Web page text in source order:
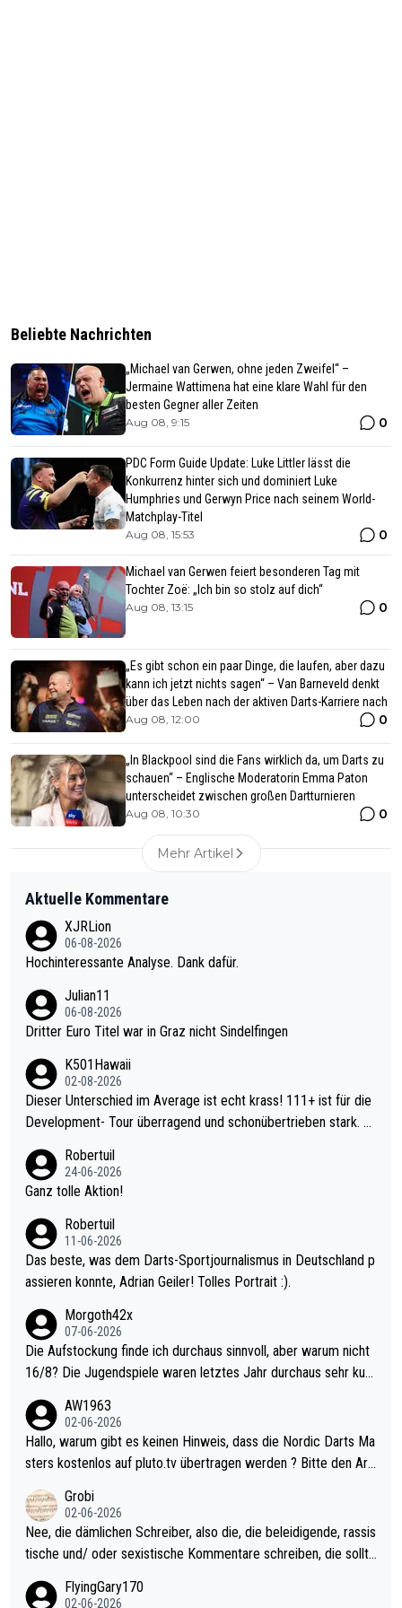
Beliebte Nachrichten
„Michael van Gerwen, ohne jeden Zweifel“ –
Jermaine Wattimena hat eine klare Wahl für den
besten Gegner aller Zeiten
Aug 08, 9:15 0
PDC Form Guide Update: Luke Littler lässt die
Konkurrenz hinter sich und dominiert Luke
Humphries und Gerwyn Price nach seinem World-
Matchplay-Titel
Aug 08, 15:53 0
Michael van Gerwen feiert besonderen Tag mit
Tochter Zoë: „Ich bin so stolz auf dich“
Aug 08, 13:15 0
„Es gibt schon ein paar Dinge, die laufen, aber dazu
kann ich jetzt nichts sagen“ – Van Barneveld denkt
über das Leben nach der aktiven Darts-Karriere nach
Aug 08, 12:00 0
„In Blackpool sind die Fans wirklich da, um Darts zu
schauen“ – Englische Moderatorin Emma Paton
unterscheidet zwischen großen Dartturnieren
Aug 08, 10:30 0
Mehr Artikel
Aktuelle Kommentare
XJRLion
06-08-2026
Hochinteressante Analyse. Dank dafür.
Julian11
06-08-2026
Dritter Euro Titel war in Graz nicht Sindelfingen
K501Hawaii
02-08-2026
Dieser Unterschied im Average ist echt krass! 111+ ist für die
Development- Tour überragend und schonübertrieben stark. U
mal 40+ erst recht. Da gewinnst keinen Blumentopf - ist ja noc
h krasser wie ein Pokalspiel eines Kreisligisten vs einem Bund
Robertuil
24-06-2026
Ganz tolle Aktion!
Robertuil
11-06-2026
Das beste, was dem Darts-Sportjournalismus in Deutschland p
assieren konnte, Adrian Geiler! Tolles Portrait :).
Morgoth42x
07-06-2026
Die Aufstockung finde ich durchaus sinnvoll, aber warum nicht
16/8? Die Jugendspiele waren letztes Jahr durchaus sehr kurz
Allerdings ist Mitchell Lawrie als Nummer 1 der Welt eh qualifi
ziert. Somit ändert die automatische Qualifikation des Weltmei
sters erstmal nichts. Ich denke sie wollen damit für nächstes J
ohl wenig WDF Turniere spielen. Dies war bei Archie Self letzt
es Jahr der Fall. Er musste als amtierender Weltmeister durch
den Qualifier und ich glaube kaum, dass Mitchel sich das (in Ve
gas) antun würde, wenn er doch eigentlich die PDC-WM als Zi
el hat.
AW1963
02-06-2026
Hallo, warum gibt es keinen Hinweis, dass die Nordic Darts Ma
sters kostenlos auf pluto.tv übertragen werden ? Bitte den Arti
Grobi
02-06-2026
Nee, die dämlichen Schreiber, also die, die beleidigende, rassis
tische und/ oder sexistische Kommentare schreiben, die sollte
s Leben in den Griff kriegen. Nur eins wundert mich: Luke Little
FlyingGary170
02-06-2026